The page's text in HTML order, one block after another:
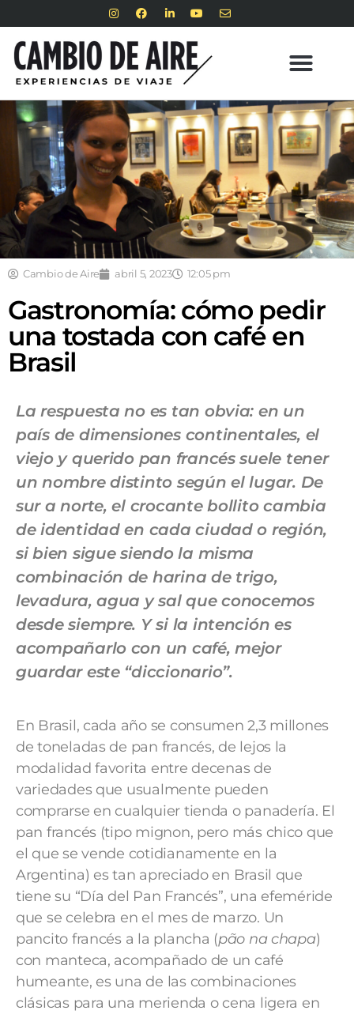
Cambio de Aire abril 5, 2023 12:05 pm
Gastronomía: cómo pedir
una tostada con café en
Brasil
La respuesta no es tan obvia: en un
país de dimensiones continentales, el
viejo y querido pan francés suele tener
un nombre distinto según el lugar. De
sur a norte, el crocante bollito cambia
de identidad en cada ciudad o región,
si bien sigue siendo la misma
combinación de harina de trigo,
levadura, agua y sal que conocemos
desde siempre. Y si la intención es
acompañarlo con un café, mejor
guardar este “diccionario”.
En Brasil, cada año se consumen 2,3 millones
de toneladas de pan francés, de lejos la
modalidad favorita entre decenas de
variedades que usualmente pueden
comprarse en cualquier tienda o panadería. El
pan francés (tipo mignon, pero más chico que
el que se vende cotidianamente en la
Argentina) es tan apreciado en Brasil que
tiene su “Día del Pan Francés”, una efeméride
que se celebra en el mes de marzo. Un
pancito francés a la plancha (pão na chapa)
con manteca, acompañado de un café
humeante, es una de las combinaciones
clásicas para una merienda o cena ligera en